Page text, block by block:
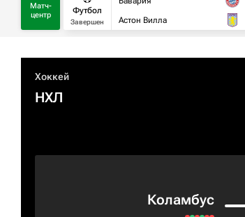
Матч-
центр
Футбол
Завершен
Астон Вилла
Хоккей
НХЛ
Коламбус